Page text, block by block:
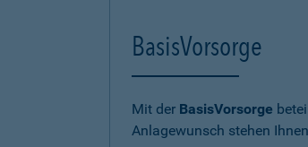
BasisVorsorge
Mit der BasisVorsorge
Anlagewunsch stehen